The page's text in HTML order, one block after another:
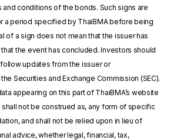
conditions of the bonds. Such signs are
a period specified by ThaiBMA before being
of a sign does not mean that the issuer has
the event has concluded. Investors should
updates from the issuer or
Securities and Exchange Commission (SEC).
appearing on this part of ThaiBMA’s website
not be construed as, any form of specific
and shall not be relied upon in lieu of
advice, whether legal, financial, tax,